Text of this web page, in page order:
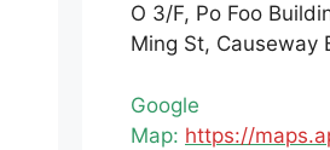
O 3/F, Po Foo
Ming St, Causeway
Google
Map: https://